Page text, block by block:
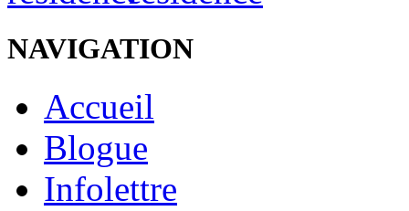
NAVIGATION
Accueil
Blogue
Infolettre